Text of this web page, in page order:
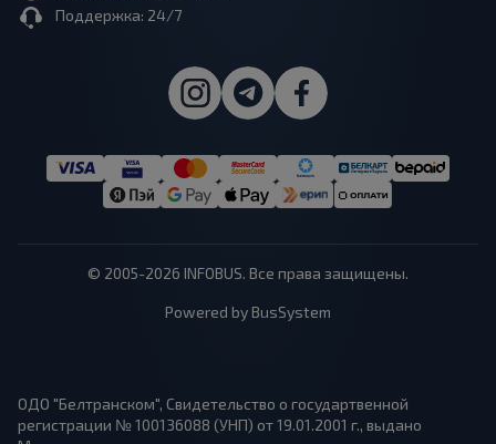
Поддержка: 24/7
© 2005-2026 INFOBUS. Все права защищены.
Powered by BusSystem
ОДО "Белтранском", Свидетельство о государтвенной
регистрации № 100136088 (УНП) от 19.01.2001 г., выдано